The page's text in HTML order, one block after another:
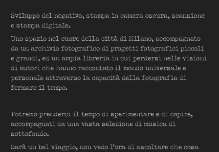
Sviluppo del negativo, stampa in camera oscura, scansione
e stampa digitale.
Uno spazio nel cuore della città di Milano, accompagnato
da un archivio fotografico di progetti fotografici piccoli
e grandi, ed un ampia libreria in cui perdersi nelle visioni
di autori che hanno raccontato il mondo universale e
personale attraverso la capacità della fotografia di
fermare il tempo.
Potremo prenderci il tempo di sperimentare e di capire,
accompagnati da una vasta selezione di musica di
sottofondo.
Sarà un bel viaggio, non vedo l'ora di ascoltare che cosa